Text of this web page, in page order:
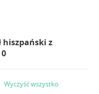
hiszpański z
Wyczyść wszystko